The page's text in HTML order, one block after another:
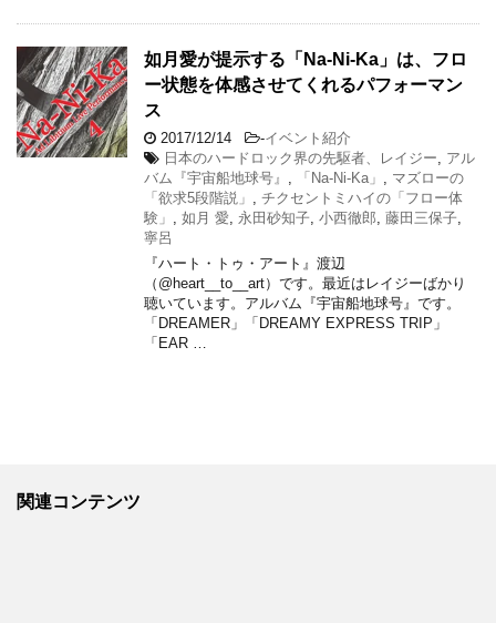
如月愛が提示する「Na-Ni-Ka」は、フロ
ー状態を体感させてくれるパフォーマン
ス
2017/12/14 -イベント紹介
日本のハードロック界の先駆者、レイジー
アル
バム『宇宙船地球号』
「Na-Ni-Ka」
マズローの
「欲求5段階説」
チクセントミハイの「フロー体
験」
如月 愛 永田砂知子 小西徹郎 藤田三保子
寧呂
『ハート・トゥ・アート』渡辺
（@heart__to__art）です。最近はレイジーばかり
聴いています。アルバム『宇宙船地球号』です。
「DREAMER」「DREAMY EXPRESS TRIP」
「EAR …
関連コンテンツ